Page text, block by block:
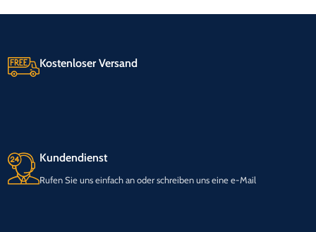
Kostenloser Versand
Kundendienst
Rufen Sie uns einfach an oder schreiben uns eine e-Mail